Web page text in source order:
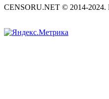
CENSORU.NET © 2014-2024.